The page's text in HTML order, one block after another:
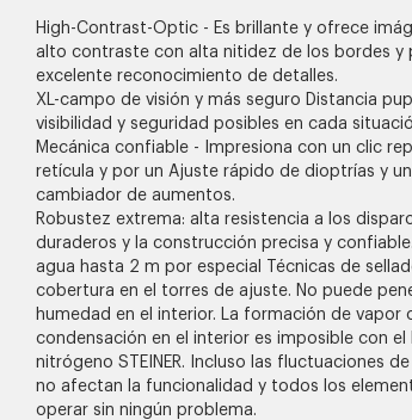
High-Contrast-Optic - Es brillante y ofrece
alto contraste con alta nitidez de los bordes y
excelente reconocimiento de detalles.
XL-campo de visión y más seguro Distancia
visibilidad y seguridad posibles en cada
Mecánica confiable - Impresiona con un clic
retícula y por un Ajuste rápido de dioptrías y
cambiador de aumentos.
Robustez extrema: alta resistencia a los
duraderos y la construcción precisa y
agua hasta 2 m por especial Técnicas de
cobertura en el torres de ajuste. No puede
humedad en el interior. La formación de vapor
condensación en el interior es imposible con
nitrógeno STEINER. Incluso las fluctuaciones
no afectan la funcionalidad y todos los
operar sin ningún problema.